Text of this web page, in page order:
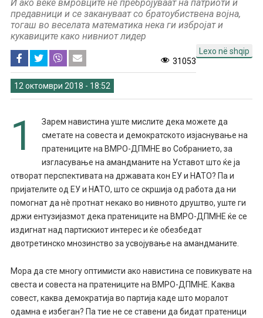
И ако веќе вмровците нè пребројуваат на патриоти и
предавници и се закануваат со братоубиствена војна,
тогаш во веселата математика нека ги избројат и
кукавиците како нивниот лидер
Lexo në shqip
31053
12 октомври 2018 - 18:52
1
Зарем навистина уште мислите дека можете да
сметате на совеста и демократското изјаснување на
пратениците на ВМРО-ДПМНЕ во Собранието, за
изгласување на амандманите на Уставот што ќе ја
отворат перспективата на државата кон ЕУ и НАТО? Па и
пријателите од ЕУ и НАТО, што се скршија од работа да ни
помогнат да нè протнат некако во нивното друштво, уште ги
држи ентузијазмот дека пратениците на ВМРО-ДПМНЕ ќе се
издигнат над партискиот интерес и ќе обезбедат
двотретинско мнозинство за усвојување на амандманите.
Мора да сте многу оптимисти ако навистина се повикувате на
свеста и совеста на пратениците на ВМРО-ДПМНЕ. Каква
совест, каква демократија во партија каде што моралот
одамна е избеган? Па тие не се ставени да бидат пратеници